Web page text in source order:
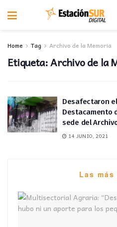
Home Tag Archivo de la Memoria
Etiqueta:Archivo de la
Desafectaron
Destacamento
sede del
14 JUNIO, 2021
Las